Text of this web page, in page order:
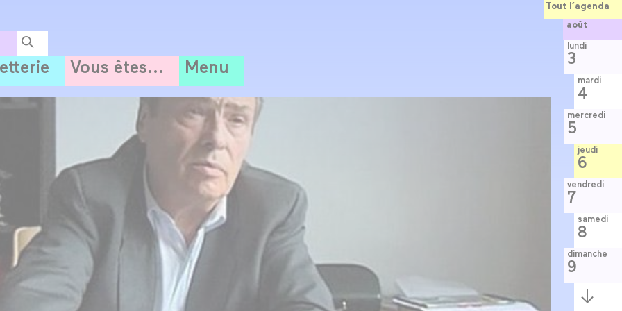
Vous êtes... Menu
Tout l’agenda
août
lundi
3
mardi
4
mercredi
5
jeudi
6
vendredi
7
samedi
8
dimanche
9
Semaine
suivante